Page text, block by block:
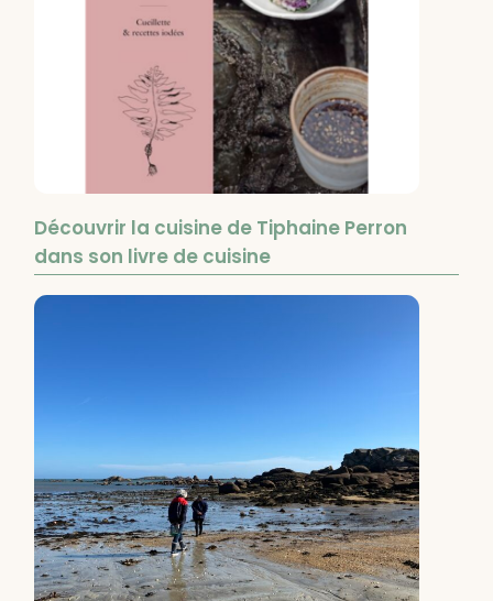
Découvrir la cuisine de Tiphaine Perron
dans son livre de cuisine